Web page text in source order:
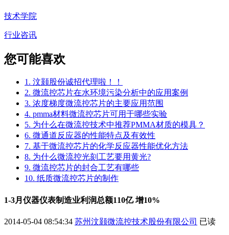
技术学院
行业咨讯
您可能喜欢
1. 汶颢股份诚招代理啦！！
2. 微流控芯片在水环境污染分析中的应用案例
3. 浓度梯度微流控芯片的主要应用范围
4. pmma材料微流控芯片可用于哪些实验
5. 为什么在微流控技术中推荐PMMA材质的模具？
6. 微通道反应器的性能特点及有效性
7. 基于微流控芯片的化学反应器性能优化方法
8. 为什么微流控光刻工艺要用黄光?
9. 微流控芯片的封合工艺有哪些
10. 纸质微流控芯片的制作
1-3月仪器仪表制造业利润总额110亿 增10%
2014-05-04 08:54:34 苏州汶颢微流控技术股份有限公司 已读